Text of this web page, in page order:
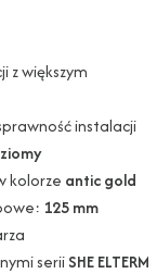
z większym
instalacji
kolorze antic gold
125 mm
seriiSHE ELTERM